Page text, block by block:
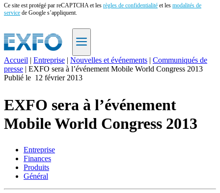
Ce site est protégé par reCAPTCHA et les règles de confidentialité et les modalités de
service de Google s’appliquent.
FR
Solutions
Soutien
Services
Ressources
Contactez-
nous
S'enregistrer
Accueil | Entreprise | Nouvelles et événements | Communiqués de
presse | EXFO sera à l’événement Mobile World Congress 2013
Publié le 12 février 2013
EXFO sera à l’événement
Mobile World Congress 2013
Entreprise
Finances
Produits
Général